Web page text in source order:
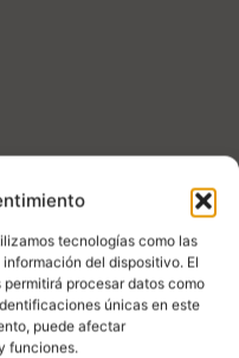
tecnologías como las
del dispositivo. El
procesar datos como
únicas en este
puede afectar
funciones.
cada clase está
mejor y te